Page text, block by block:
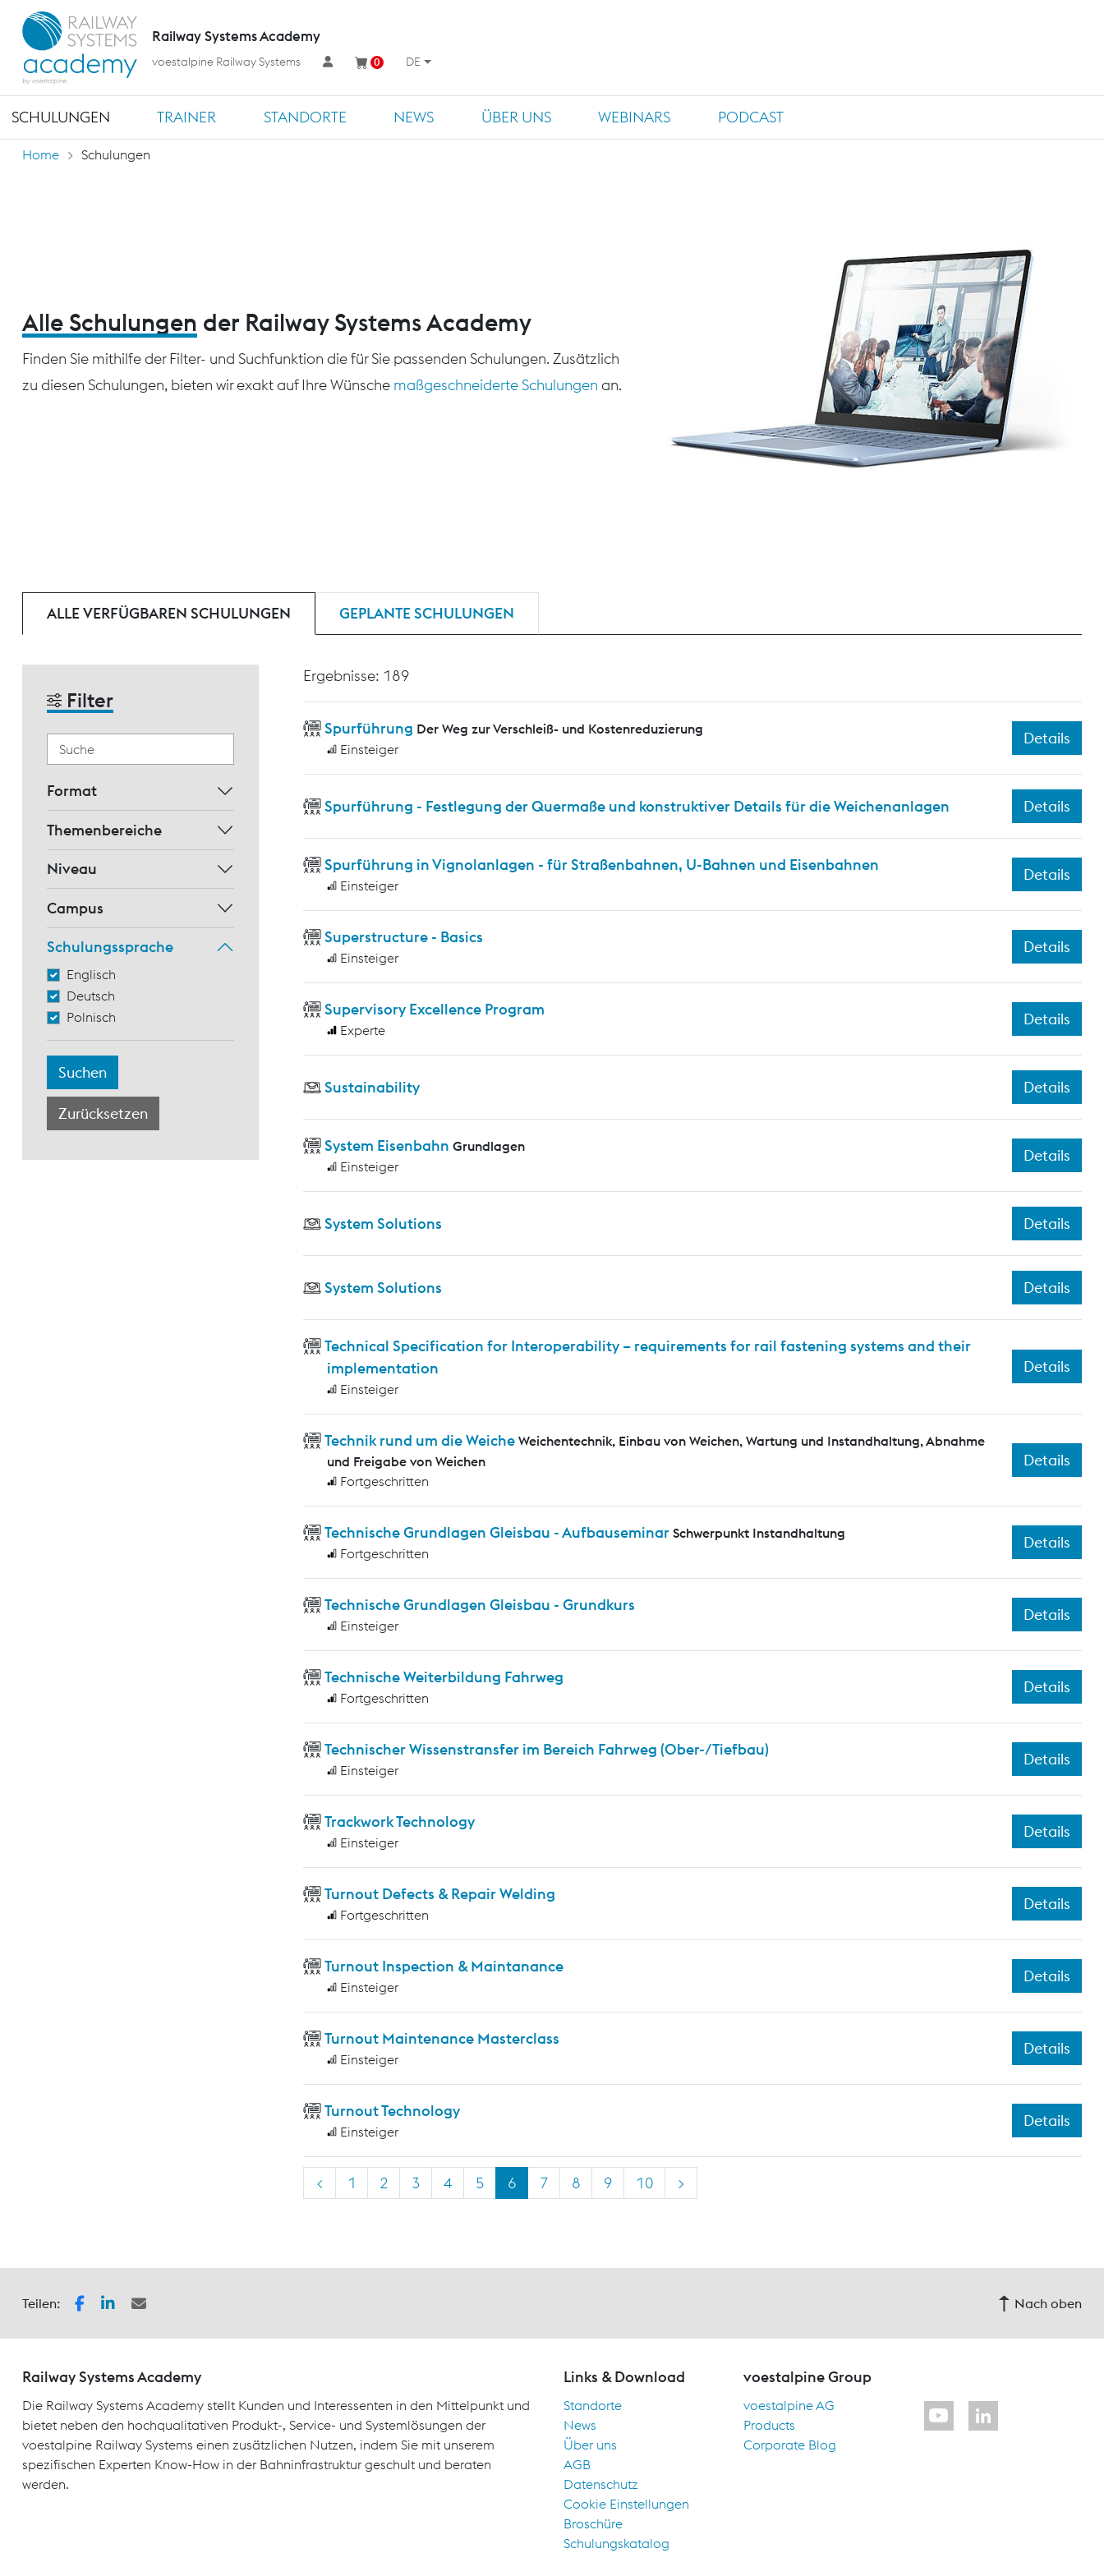
SCHULUNGEN TRAINER STANDORTE NEWS ÜBER UNS WEBINARS PODCAST
Railway Systems Academy
voestalpine Railway Systems 0 DE
Home Schulungen
Alle Schulungen der Railway Systems Academy
Finden Sie mithilfe der Filter- und Suchfunktion die für Sie passenden Schulungen. Zusätzlich
zu diesen Schulungen, bieten wir exakt auf Ihre Wünsche maßgeschneiderte Schulungen an.
ALLE VERFÜGBAREN SCHULUNGEN GEPLANTE SCHULUNGEN
Filter
Format
Themenbereiche
Niveau
Campus
Schulungssprache
Englisch
Deutsch
Polnisch
Ergebnisse: 189
Spurführung Der Weg zur Verschleiß- und Kostenreduzierung
Einsteiger
Details
Spurführung - Festlegung der Quermaße und konstruktiver Details für die Weichenanlagen Details
Spurführung in Vignolanlagen - für Straßenbahnen, U-Bahnen und Eisenbahnen
Einsteiger
Details
Superstructure - Basics
Einsteiger
Details
Supervisory Excellence Program
Experte
Details
Sustainability Details
System Eisenbahn Grundlagen
Einsteiger
Details
System Solutions Details
System Solutions Details
Technical Specification for Interoperability – requirements for rail fastening systems and their
implementation
Einsteiger
Details
Technik rund um die Weiche Weichentechnik, Einbau von Weichen, Wartung und Instandhaltung, Abnahme
und Freigabe von Weichen
Fortgeschritten
Details
Technische Grundlagen Gleisbau - Aufbauseminar Schwerpunkt Instandhaltung
Fortgeschritten
Details
Technische Grundlagen Gleisbau - Grundkurs
Einsteiger
Details
Technische Weiterbildung Fahrweg
Fortgeschritten
Details
Technischer Wissenstransfer im Bereich Fahrweg (Ober-/Tiefbau)
Einsteiger
Details
Trackwork Technology
Einsteiger
Details
Turnout Defects & Repair Welding
Fortgeschritten
Details
Turnout Inspection & Maintanance
Einsteiger
Details
Turnout Maintenance Masterclass
Einsteiger
Details
Turnout Technology
Einsteiger
Details
< 1 2 3 4 5 6 7 8 9 10 >
Teilen: Nach oben
Railway Systems Academy
Die Railway Systems Academy stellt Kunden und Interessenten in den Mittelpunkt und
bietet neben den hochqualitativen Produkt-, Service- und Systemlösungen der
voestalpine Railway Systems einen zusätzlichen Nutzen, indem Sie mit unserem
spezifischen Experten Know-How in der Bahninfrastruktur geschult und beraten
werden.
Links & Download
Standorte
News
Über uns
AGB
Datenschutz
Cookie Einstellungen
Broschüre
Schulungskatalog
voestalpine Group
voestalpine AG
Products
Corporate Blog